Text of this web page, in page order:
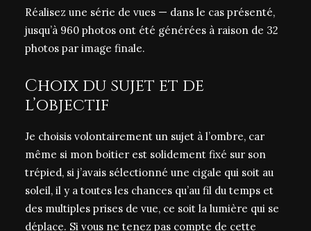
Réalisez une série de vues — dans le cas présenté,
jusqu’à 960 photos ont été générées à raison de 32
photos par image finale.
Choix du sujet et de
l’objectif
Je choisis volontairement un sujet à l’ombre, car
même si mon boitier est solidement fixé sur son
trépied, si j’avais sélectionné une cigale qui soit au
soleil, il y a toutes les chances qu’au fil du temps et
des multiples prises de vue, ce soit la lumière qui se
déplace. Si vous ne tenez pas compte de cette